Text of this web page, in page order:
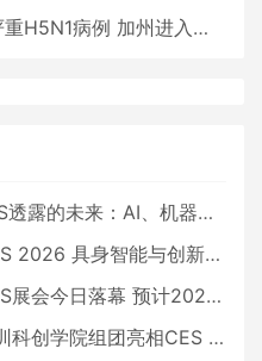
病例 加州进入紧急状态
的未来：AI、机器人与智能生活大爆发
具身智能与创新领域 中国公司大放异彩
会今日落幕 预计2026行业收入将超五千亿美元
创学院组团亮相CES 广受好评